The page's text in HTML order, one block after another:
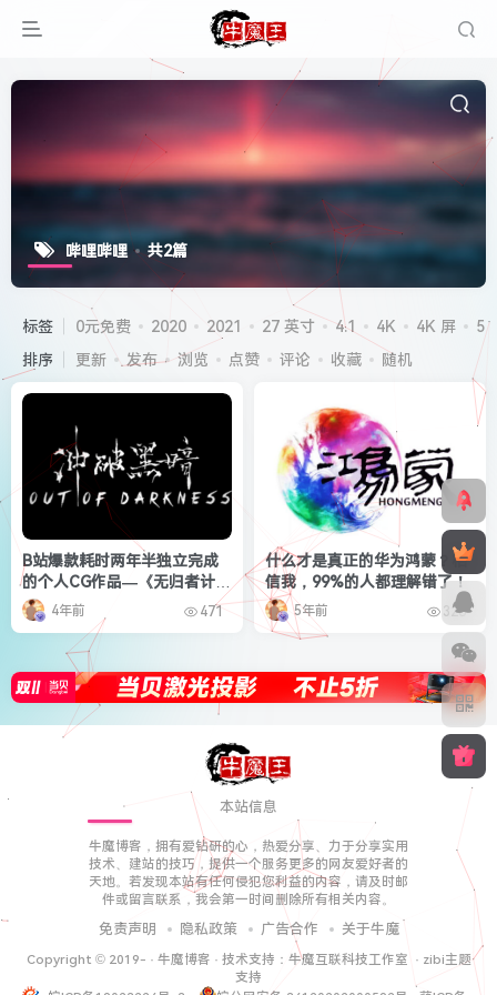
哔哩哔哩 共2篇
标签 0元免费 2020 2021 27 英寸 4.1 4K 4K 屏
5G
排序
更新 发布 浏览 点赞 评论 收藏 随机
B站爆款耗时两年半独立完成
的个人CG作品—《无归者计
划》 4年前 471
什么才是真正的华为鸿蒙？相
信我，99%的人都理解错了！
5年前 328
本站信息
牛魔博客，拥有爱钻研的心，热爱分享、力于分享实用
技术、建站的技巧，提供一个服务更多的网友爱好者的
天地。若发现本站有任何侵犯您利益的内容，请及时邮
件或留言联系，我会第一时间删除所有相关内容。
免责声明 隐私政策 广告合作 关于牛魔
Copyright © 2019- · 牛魔博客 · 技术支持： 牛魔互联科技工作室 · zibi主题
支持